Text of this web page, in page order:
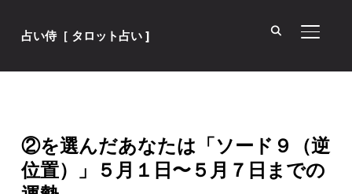
占い侍［ タロット占い ] サイド
②を選んだあなたは「ソード９（逆
位置）」５月１日〜５月７日までの